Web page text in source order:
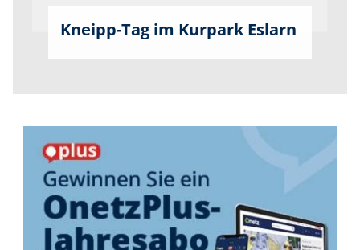
Kneipp-Tag im Kurpark Eslarn